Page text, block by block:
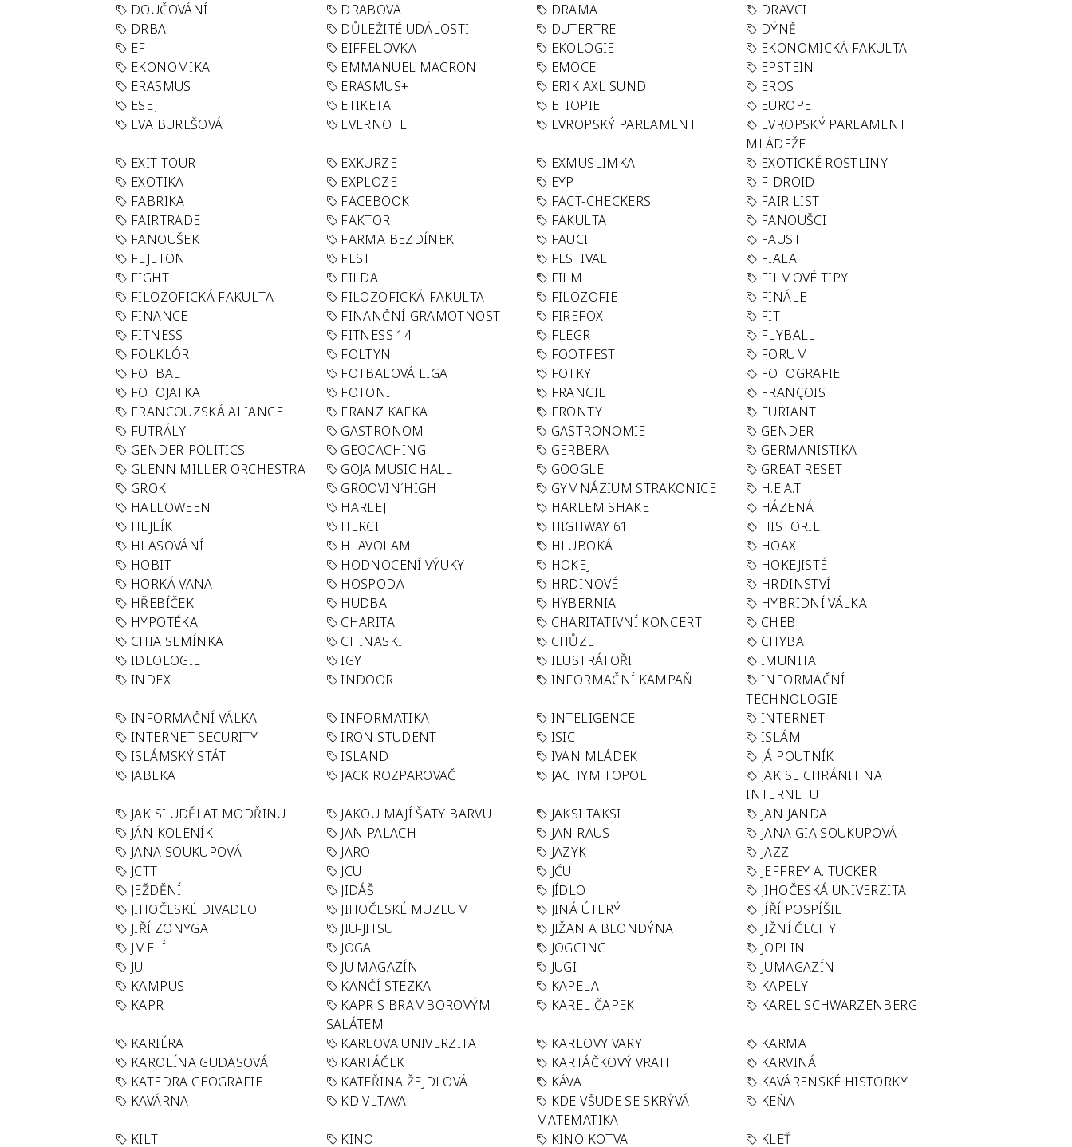
DOUČOVÁNÍ
DRABOVA DRAMA
DRAVCI
DRBA
DŮLEŽITÉ UDÁLOSTI DUTERTRE
DÝNĚ
EF
EIFFELOVKA EKOLOGIE
EKONOMICKÁ FAKULTA
EKONOMIKA
EMMANUEL MACRON EMOCE
EPSTEIN
ERASMUS
ERASMUS+ ERIK AXL SUND
EROS
ESEJ
ETIKETA ETIOPIE
EUROPE
EVA BUREŠOVÁ
EVERNOTE EVROPSKÝ PARLAMENT
EVROPSKÝ PARLAMENT
MLÁDEŽE
EXIT TOUR
EXKURZE EXMUSLIMKA
EXOTICKÉ ROSTLINY
EXOTIKA
EXPLOZE EYP
F-DROID
FABRIKA
FACEBOOK FACT-CHECKERS
FAIR LIST
FAIRTRADE
FAKTOR FAKULTA
FANOUŠCI
FANOUŠEK
FARMA BEZDÍNEK FAUCI
FAUST
FEJETON
FEST FESTIVAL
FIALA
FIGHT
FILDA FILM
FILMOVÉ TIPY
FILOZOFICKÁ FAKULTA
FILOZOFICKÁ-FAKULTA FILOZOFIE
FINÁLE
FINANCE
FINANČNÍ-GRAMOTNOST FIREFOX
FIT
FITNESS
FITNESS 14 FLEGR
FLYBALL
FOLKLÓR
FOLTYN FOOTFEST
FORUM
FOTBAL
FOTBALOVÁ LIGA FOTKY
FOTOGRAFIE
FOTOJATKA
FOTONI FRANCIE
FRANÇOIS
FRANCOUZSKÁ ALIANCE
FRANZ KAFKA FRONTY
FURIANT
FUTRÁLY
GASTRONOM GASTRONOMIE
GENDER
GENDER-POLITICS
GEOCACHING GERBERA
GERMANISTIKA
GLENN MILLER ORCHESTRA
GOJA MUSIC HALL GOOGLE
GREAT RESET
GROK
GROOVIN´HIGH GYMNÁZIUM STRAKONICE
H.E.A.T.
HALLOWEEN
HARLEJ HARLEM SHAKE
HÁZENÁ
HEJLÍK
HERCI HIGHWAY 61
HISTORIE
HLASOVÁNÍ
HLAVOLAM HLUBOKÁ
HOAX
HOBIT
HODNOCENÍ VÝUKY HOKEJ
HOKEJISTÉ
HORKÁ VANA
HOSPODA HRDINOVÉ
HRDINSTVÍ
HŘEBÍČEK
HUDBA HYBERNIA
HYBRIDNÍ VÁLKA
HYPOTÉKA
CHARITA CHARITATIVNÍ KONCERT
CHEB
CHIA SEMÍNKA
CHINASKI CHŮZE
CHYBA
IDEOLOGIE
IGY ILUSTRÁTOŘI
IMUNITA
INDEX
INDOOR INFORMAČNÍ KAMPAŇ
INFORMAČNÍ
TECHNOLOGIE
INFORMAČNÍ VÁLKA
INFORMATIKA INTELIGENCE
INTERNET
INTERNET SECURITY
IRON STUDENT ISIC
ISLÁM
ISLÁMSKÝ STÁT
ISLAND IVAN MLÁDEK
JÁ POUTNÍK
JABLKA
JACK ROZPAROVAČ JACHYM TOPOL
JAK SE CHRÁNIT NA
INTERNETU
JAK SI UDĚLAT MODŘINU
JAKOU MAJÍ ŠATY BARVU JAKSI TAKSI
JAN JANDA
JÁN KOLENÍK
JAN PALACH JAN RAUS
JANA GIA SOUKUPOVÁ
JANA SOUKUPOVÁ
JARO JAZYK
JAZZ
JCTT
JCU JČU
JEFFREY A. TUCKER
JEŽDĚNÍ
JIDÁŠ JÍDLO
JIHOČESKÁ UNIVERZITA
JIHOČESKÉ DIVADLO
JIHOČESKÉ MUZEUM JINÁ ÚTERÝ
JÍŘÍ POSPÍŠIL
JIŘÍ ZONYGA
JIU-JITSU JIŽAN A BLONDÝNA
JIŽNÍ ČECHY
JMELÍ
JOGA JOGGING
JOPLIN
JU
JU MAGAZÍN JUGI
JUMAGAZÍN
KAMPUS
KANČÍ STEZKA KAPELA
KAPELY
KAPR
KAPR S BRAMBOROVÝM
SALÁTEM
KAREL ČAPEK KAREL SCHWARZENBERG
KARIÉRA KARLOVA UNIVERZITA KARLOVY VARY
KARMA
KAROLÍNA GUDASOVÁ
KARTÁČEK KARTÁČKOVÝ VRAH
KARVINÁ
KATEDRA GEOGRAFIE
KATEŘINA ŽEJDLOVÁ KÁVA
KAVÁRENSKÉ HISTORKY
KAVÁRNA
KD VLTAVA
KDE VŠUDE SE SKRÝVÁ
MATEMATIKA
KEŇA
KILT KINO KINO KOTVA KLEŤ